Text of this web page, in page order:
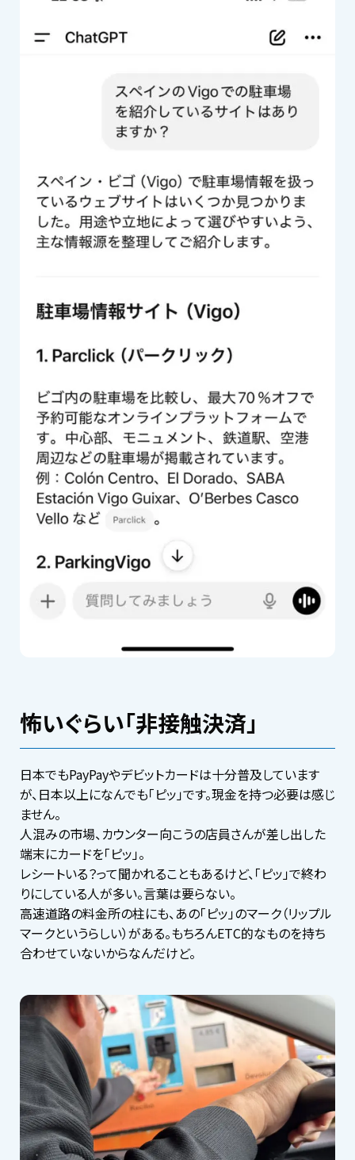
怖いぐらい「非接触決済」
日本でもPayPayやデビットカードは十分普及しています
が、日本以上になんでも「ピッ」です。現金を持つ必要は感じ
ません。
人混みの市場、カウンター向こうの店員さんが差し出した
端末にカードを「ピッ」。
レシートいる？って聞かれることもあるけど、「ピッ」で終わ
りにしている人が多い。言葉は要らない。
高速道路の料金所の柱にも、あの「ピッ」のマーク（リップル
マークというらしい）がある。もちろんETC的なものを持ち
合わせていないからなんだけど。